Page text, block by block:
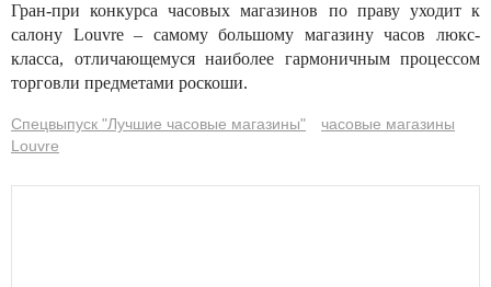
Гран-при конкурса часовых магазинов по праву уходит к
салону Louvre – самому большому магазину часов люкс-
класса, отличающемуся наиболее гармоничным процессом
торговли предметами роскоши.
Спецвыпуск "Лучшие часовые магазины"
часовые магазины
Louvre